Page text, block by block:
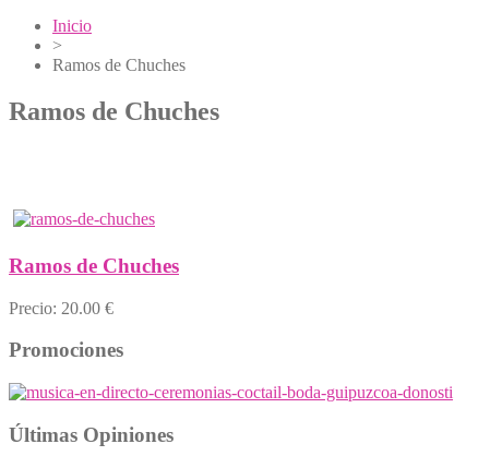
Inicio
>
Ramos de Chuches
Ramos de Chuches
Ramos de Chuches
Precio: 20.00 €
Promociones
Últimas Opiniones